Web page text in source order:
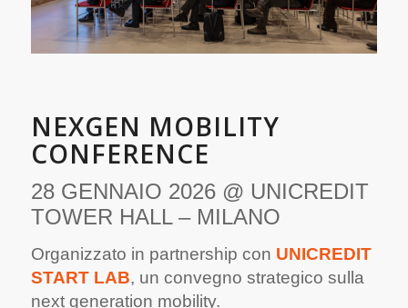
NEXGEN MOBILITY
CONFERENCE
28 GENNAIO 2026 @ UNICREDIT
TOWER HALL – MILANO
Organizzato in partnership con UNICREDIT
START LAB, un convegno strategico sulla
next generation mobility.